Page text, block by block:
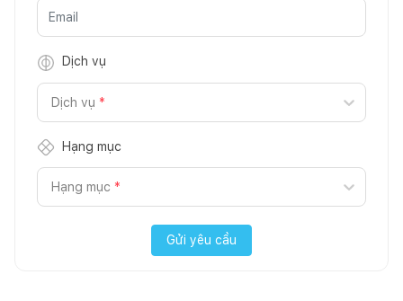
Dịch vụ
Dịch vụ *
Hạng mục
Hạng mục *
Gửi yêu cầu